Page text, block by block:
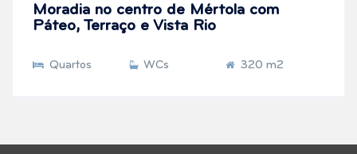
Moradia no centro de Mértola com
Páteo, Terraço e Vista Rio
Quartos WCs 320 m2